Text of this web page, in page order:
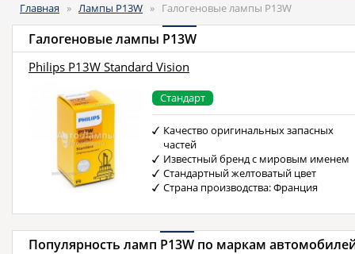
Главная » Лампы P13W » Галогеновые лампы P13W
Галогеновые лампы P13W
Philips P13W Standard Vision
Стандарт
Качество оригинальных запасных
частей
Известный бренд с мировым именем
Стандартный желтоватый цвет
Страна производства: Франция
Популярность ламп P13W по маркам